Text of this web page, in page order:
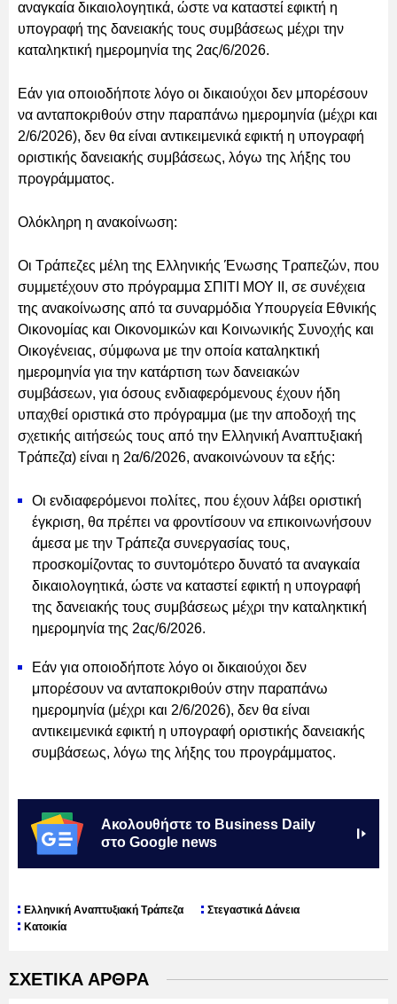
αναγκαία δικαιολογητικά, ώστε να καταστεί εφικτή η
υπογραφή της δανειακής τους συμβάσεως μέχρι την
καταληκτική ημερομηνία της 2ας/6/2026.
Εάν για οποιοδήποτε λόγο οι δικαιούχοι δεν μπορέσουν
να ανταποκριθούν στην παραπάνω ημερομηνία (μέχρι και
2/6/2026), δεν θα είναι αντικειμενικά εφικτή η υπογραφή
οριστικής δανειακής συμβάσεως, λόγω της λήξης του
προγράμματος.
Ολόκληρη η ανακοίνωση:
Οι Τράπεζες μέλη της Ελληνικής Ένωσης Τραπεζών, που
συμμετέχουν στο πρόγραμμα ΣΠΙΤΙ ΜΟΥ ΙΙ, σε συνέχεια
της ανακοίνωσης από τα συναρμόδια Υπουργεία Εθνικής
Οικονομίας και Οικονομικών και Κοινωνικής Συνοχής και
Οικογένειας, σύμφωνα με την οποία καταληκτική
ημερομηνία για την κατάρτιση των δανειακών
συμβάσεων, για όσους ενδιαφερόμενους έχουν ήδη
υπαχθεί οριστικά στο πρόγραμμα (με την αποδοχή της
σχετικής αιτήσεώς τους από την Ελληνική Αναπτυξιακή
Τράπεζα) είναι η 2α/6/2026, ανακοινώνουν τα εξής:
Οι ενδιαφερόμενοι πολίτες, που έχουν λάβει οριστική
έγκριση, θα πρέπει να φροντίσουν να επικοινωνήσουν
άμεσα με την Τράπεζα συνεργασίας τους,
προσκομίζοντας το συντομότερο δυνατό τα αναγκαία
δικαιολογητικά, ώστε να καταστεί εφικτή η υπογραφή
της δανειακής τους συμβάσεως μέχρι την καταληκτική
ημερομηνία της 2ας/6/2026.
Εάν για οποιοδήποτε λόγο οι δικαιούχοι δεν
μπορέσουν να ανταποκριθούν στην παραπάνω
ημερομηνία (μέχρι και 2/6/2026), δεν θα είναι
αντικειμενικά εφικτή η υπογραφή οριστικής δανειακής
συμβάσεως, λόγω της λήξης του προγράμματος.
Ακολουθήστε το Business Daily
στο Google news
Ελληνική Αναπτυξιακή Τράπεζα
Στεγαστικά Δάνεια
Κατοικία
ΣΧΕΤΙΚΑ ΑΡΘΡΑ